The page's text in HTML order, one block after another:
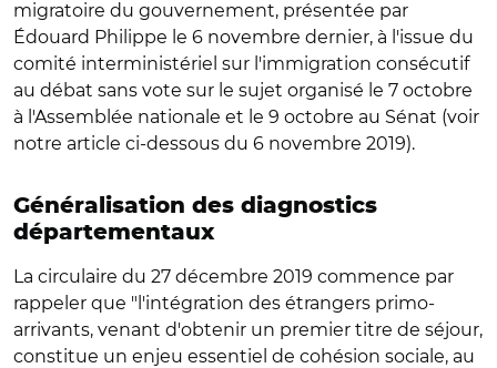
migratoire du gouvernement, présentée par
Édouard Philippe le 6 novembre dernier, à l'issue du
comité interministériel sur l'immigration consécutif
au débat sans vote sur le sujet organisé le 7 octobre
à l'Assemblée nationale et le 9 octobre au Sénat (voir
notre article ci-dessous du 6 novembre 2019).
Généralisation des diagnostics
départementaux
La circulaire du 27 décembre 2019 commence par
rappeler que "l'intégration des étrangers primo-
arrivants, venant d'obtenir un premier titre de séjour,
constitue un enjeu essentiel de cohésion sociale, au